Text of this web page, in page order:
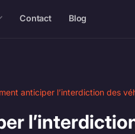
Contact Blog
anticiper l’interdiction des